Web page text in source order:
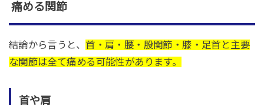
痛める関節
結論から言うと、 首・肩・腰・股関節・膝・足首と主要
な関節は全て痛める可能性があります。
首や肩